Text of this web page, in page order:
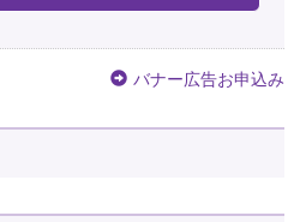
バナー広告お申込み